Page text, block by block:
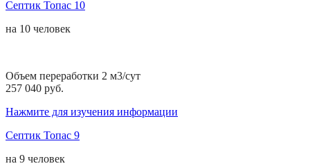
Септик Топас 10
на 10 человек
Объем переработки 2 м3/сут
257 040 руб.
Нажмите для изучения информации
Септик Топас 9
на 9 человек